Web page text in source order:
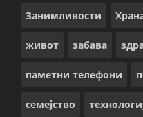
Занимливости
живот забава
паметни телефони
семејство